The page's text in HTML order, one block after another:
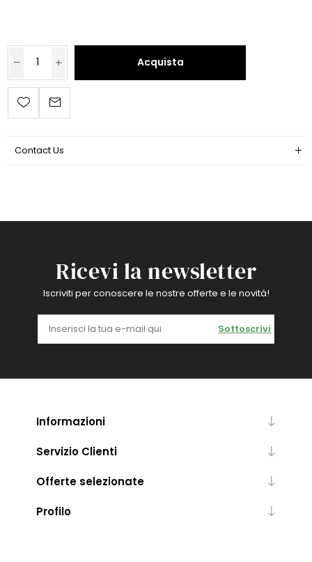
Acquista
Contact Us
Ricevi la newsletter
Iscriviti per conoscere le nostre offerte e le novità!
Sottoscrivi
Informazioni
Servizio Clienti
Offerte selezionate
Profilo